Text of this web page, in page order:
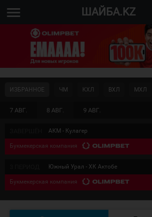
menu ШАЙБА.KZ
7 АВГ. 8 АВГ. 9 АВГ.
ИЗБРАННОЕ ЧМ КХЛ ВХЛ МХЛ
АКМ - Кулагер
Букмекерская компания
Южный Урал - ХК Актобе
Букмекерская компания